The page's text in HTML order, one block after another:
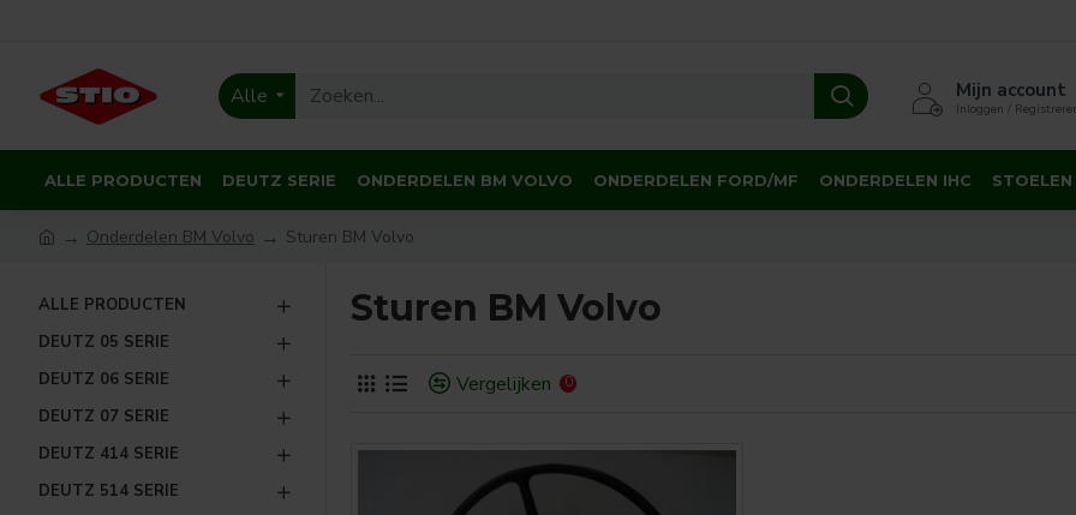
Alle Mijn account
Inloggen /
ALLE PRODUCTEN DEUTZ SERIE ONDERDELEN BM VOLVO ONDERDELEN FORD/MF ONDERDELEN IHC STOELEN
Onderdelen BM Volvo Sturen BM Volvo
ALLE PRODUCTEN
DEUTZ 05 SERIE
DEUTZ 06 SERIE
DEUTZ 07 SERIE
DEUTZ 414 SERIE
DEUTZ 514 SERIE
Sturen BM Volvo
Vergelijken 0